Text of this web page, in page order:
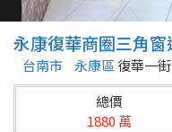
縣市
不限
台北市
永康復華商圈三角窗
台南市 永康區 復華一街
總價
1880 萬